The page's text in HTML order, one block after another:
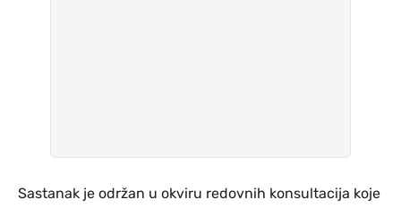
Sastanak je održan u okviru redovnih konsultacija koje